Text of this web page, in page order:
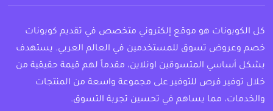
كل الكوبونات هو موقع إلكتروني متخصص في تقديم كوبونات
خصم وعروض تسوق للمستخدمين في العالم العربي. يستهدف
بشكل أساسي المتسوقين اونلاين، مقدماً لهم قيمة حقيقية من
خلال توفير فرص للتوفير على مجموعة واسعة من المنتجات
والخدمات، مما يساهم في تحسين تجربة التسوق.